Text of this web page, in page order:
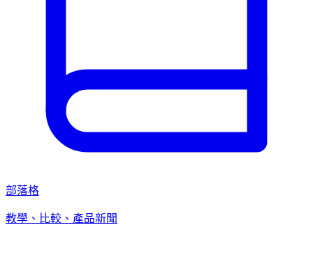
部落格
教學、比較、產品新聞